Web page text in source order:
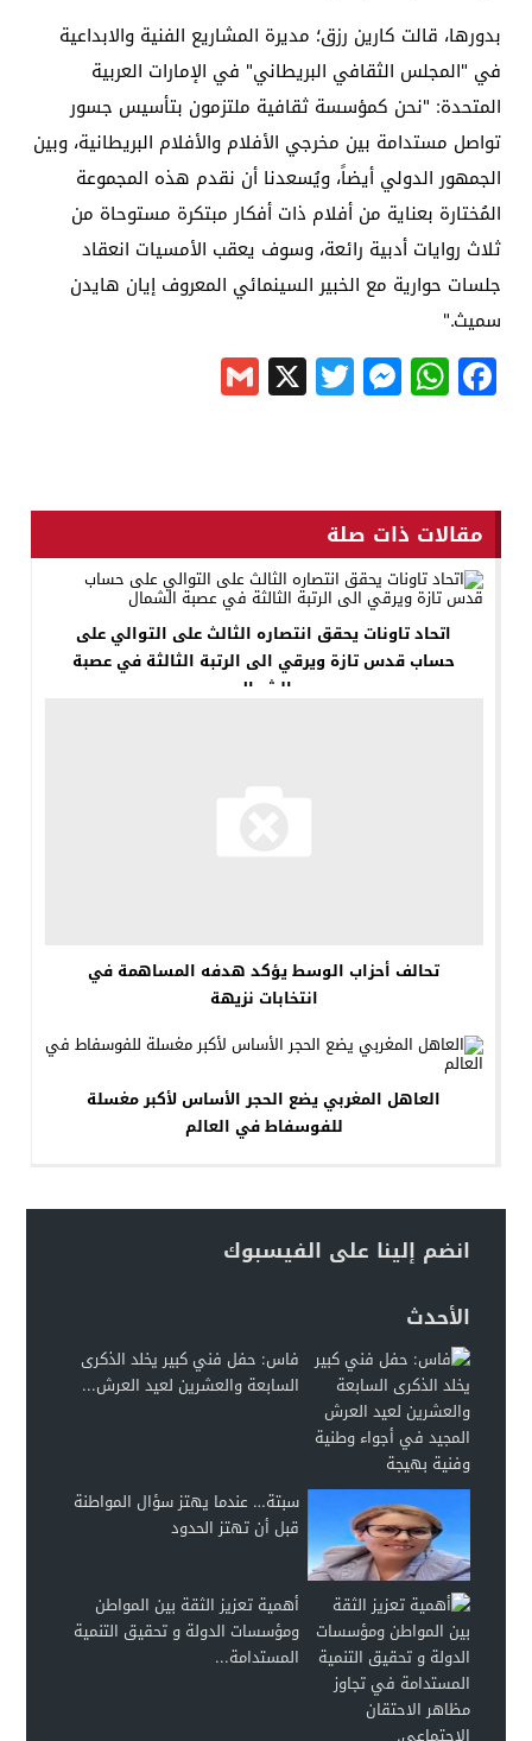
بدورها، قالت كارين رزق؛ مديرة المشاريع الفنية والابداعية
في "المجلس الثقافي البريطاني" في الإمارات العربية
المتحدة: "نحن كمؤسسة ثقافية ملتزمون بتأسيس جسور
تواصل مستدامة بين مخرجي الأفلام والأفلام البريطانية، وبين
الجمهور الدولي أيضاً، ويُسعدنا أن نقدم هذه المجموعة
المُختارة بعناية من أفلام ذات أفكار مبتكرة مستوحاة من
ثلاث روايات أدبية رائعة، وسوف يعقب الأمسيات انعقاد
جلسات حوارية مع الخبير السينمائي المعروف إيان هايدن
سميث."
Facebook
WhatsApp
Messenger
Twitter
X
مقالات ذات صلة
اتحاد تاونات يحقق انتصاره الثالث على التوالي على
حساب قدس تازة ويرقي الى الرتبة الثالثة في عصبة
الشمال
تحالف أحزاب الوسط يؤكد هدفه المساهمة في
انتخابات نزيهة
العاهل المغربي يضع الحجر الأساس لأكبر مغسلة
للفوسفاط في العالم
انضم إلينا على الفيسبوك
الأحدث
فاس: حفل فني كبير يخلد الذكرى
السابعة والعشرين لعيد العرش...
سبتة… عندما يهتز سؤال المواطنة
قبل أن تهتز الحدود
أهمية تعزيز الثقة بين المواطن
ومؤسسات الدولة و تحقيق التنمية
المستدامة...